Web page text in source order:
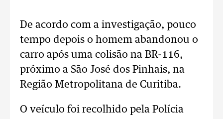
De acordo com a investigação, pouco
tempo depois o homem abandonou o
carro após uma colisão na BR-116,
próximo a São José dos Pinhais, na
Região Metropolitana de Curitiba.
O veículo foi recolhido pela Polícia